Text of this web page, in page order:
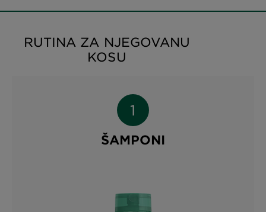
RUTINA ZA NJEGOVANU
KOSU
ŠAMPONI